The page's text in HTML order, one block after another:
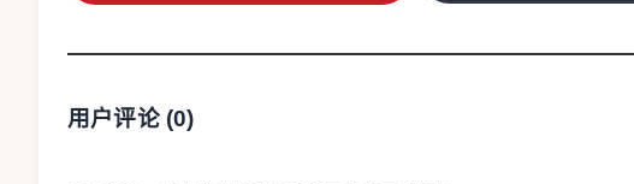
用户评论 (0)